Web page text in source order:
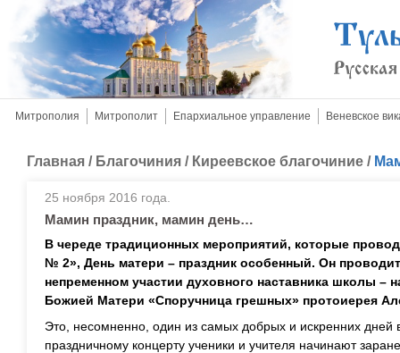
Митрополия Митрополит Епархиальное управление Веневское
Главная / Благочиния / Киреевское благочиние /
25 ноября 2016 года.
Мамин праздник, мамин день…
В череде традиционных мероприятий, которые
№ 2», День матери – праздник особенный. Он
непременном участии духовного наставника школы –
Божией Матери «Споручница грешных» протоиерея
Это, несомненно, один из самых добрых и искренних дней
праздничному концерту ученики и учителя начинают